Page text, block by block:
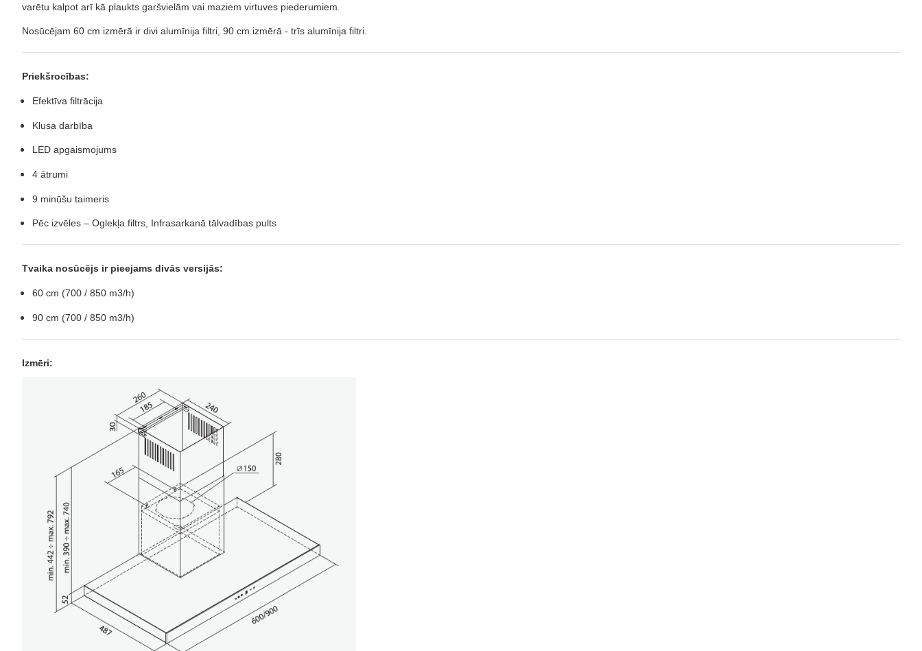
varētu kalpot arī kā plaukts garšvielām vai maziem virtuves piederumiem.
Nosūcējam 60 cm izmērā ir divi alumīnija filtri, 90 cm izmērā - trīs alumīnija filtri.
Priekšrocības:
Efektīva filtrācija
Klusa darbība
LED apgaismojums
4 ātrumi
9 minūšu taimeris
Pēc izvēles – Oglekļa filtrs, Infrasarkanā tālvadības pults
Tvaika nosūcējs ir pieejams divās versijās:
60 cm (700 / 850 m3/h)
90 cm (700 / 850 m3/h)
Izmēri: